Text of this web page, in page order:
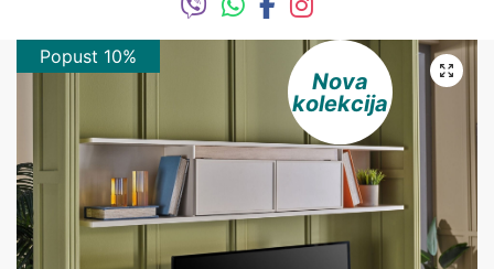
Nova
kolekcija
Popust 10%